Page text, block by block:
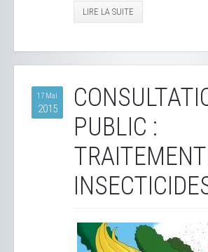
LIRE LA SUITE
17 Mai
2015
PUBLIC :